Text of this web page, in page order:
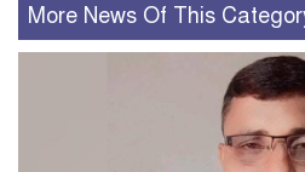
More News Of This